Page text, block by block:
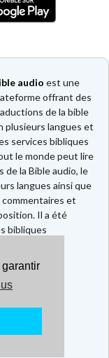
audio est une
offrant des
de la bible
plusieurs langues et
services bibliques
le monde peut lire
de la Bible audio, le
langues ainsi que
et
Il a été
bibliques